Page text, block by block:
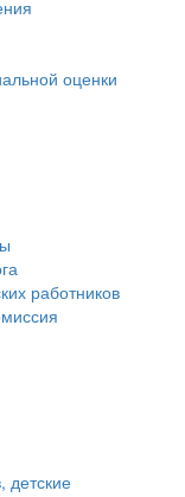
оценки
работников
детские